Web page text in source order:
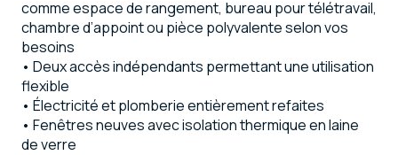
comme espace de rangement, bureau pour télétravail,
chambre d’appoint ou pièce polyvalente selon vos
besoins
•⁠ ⁠Deux accès indépendants permettant une utilisation
flexible
•⁠ ⁠Électricité et plomberie entièrement refaites
•⁠ ⁠Fenêtres neuves avec isolation thermique en laine
de verre